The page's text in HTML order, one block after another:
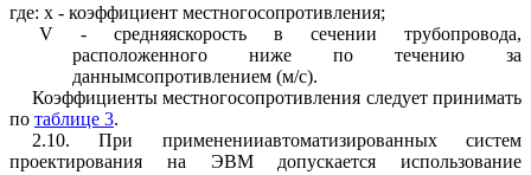
где: x - коэффициент местногосопротивления;
V - средняяскорость в сечении трубопровода,
расположенного ниже по течению за
даннымсопротивлением (м/с).
Коэффициенты местногосопротивления следует принимать
по таблице 3.
2.10. При примененииавтоматизированных систем
проектирования на ЭВМ допускается использование